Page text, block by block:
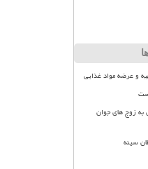
و عرضه مواد غذایی
به زوج های جوان
سینه